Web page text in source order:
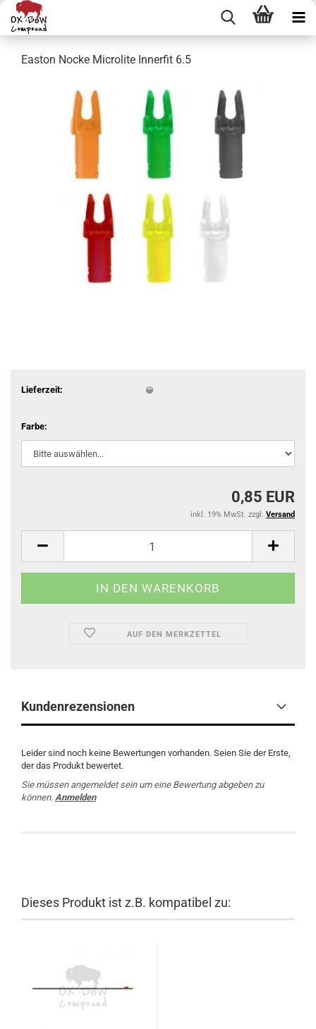
Easton Nocke Microlite Innerfit 6.5
Lieferzeit:
Farbe:
0,85 EUR
inkl. 19% MwSt. zzgl. Versand
AUF DEN MERKZETTEL
Kundenrezensionen
Leider sind noch keine Bewertungen vorhanden. Seien Sie der Erste,
der das Produkt bewertet.
Sie müssen angemeldet sein um eine Bewertung abgeben zu
können. Anmelden
Dieses Produkt ist z.B. kompatibel zu: